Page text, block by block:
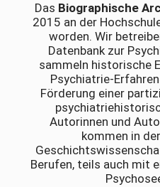
Das Biographische
2015 an der
worden. Wir
Datenbank zur
sammeln historische
Psychiatrie-
Förderung einer
Autorinnen und
kommen in
Berufen, teils auch mit